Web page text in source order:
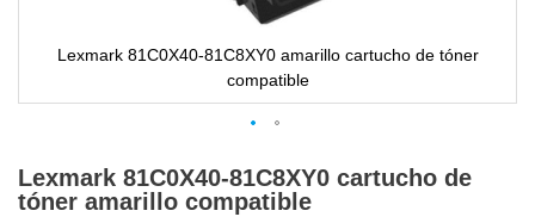
Lexmark 81C0X40-81C8XY0 amarillo cartucho de tóner
compatible
comienzo
Lexmark 81C0X40-81C8XY0 cartucho de
tóner amarillo compatible